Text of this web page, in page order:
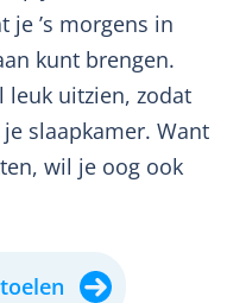
je ’s morgens in
kunt brengen.
leuk uitzien, zodat
slaapkamer. Want
wil je oog ook